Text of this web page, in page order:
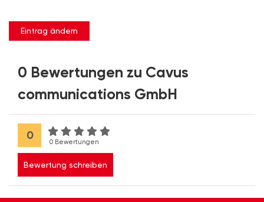
Eintrag ändern
0 Bewertungen zu Cavus
communications GmbH
0
0 Bewertungen
Bewertung schreiben